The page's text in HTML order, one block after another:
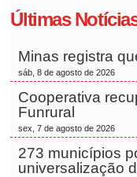
Últimas
Minas registra
sáb, 8 de agosto de 2026
Cooperativa
Funrural
sex, 7 de agosto de 2026
273 municípios
universalização